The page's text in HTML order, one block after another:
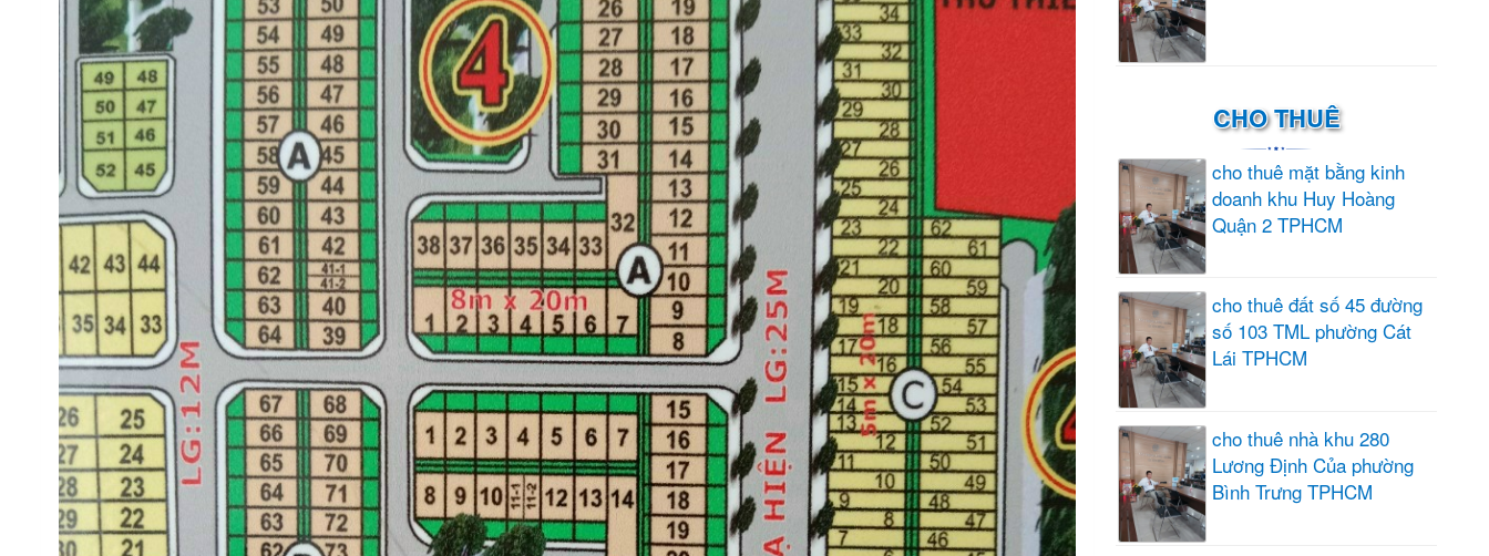
CHO THUÊ
cho thuê mặt bằng kinh
doanh khu Huy Hoàng
Quận 2 TPHCM
cho thuê đất số 45 đường
số 103 TML phường Cát
Lái TPHCM
cho thuê nhà khu 280
Lương Định Của phường
Bình Trưng TPHCM